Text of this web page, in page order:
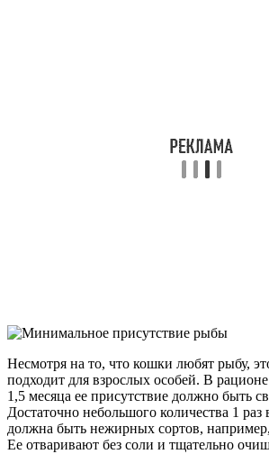
Несмотря на то, что кошки любят рыбу,
подходит для взрослых особей. В рационе
1,5 месяца ее присутствие должно быть
Достаточно небольшого количества 1
должна быть нежирных сортов,
Ее отваривают без соли и тщательно